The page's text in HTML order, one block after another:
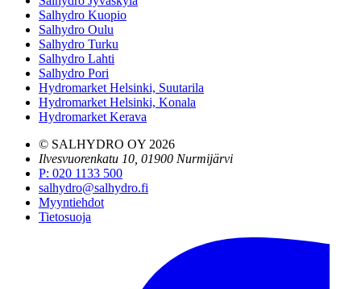
Salhydro Kuopio
Salhydro Oulu
Salhydro Turku
Salhydro Lahti
Salhydro Pori
Hydromarket Helsinki, Suutarila
Hydromarket Helsinki, Konala
Hydromarket Kerava
© SALHYDRO OY 2026
Ilvesvuorenkatu 10, 01900 Nurmijärvi
P: 020 1133 500
salhydro@salhydro.fi
Myyntiehdot
Tietosuoja